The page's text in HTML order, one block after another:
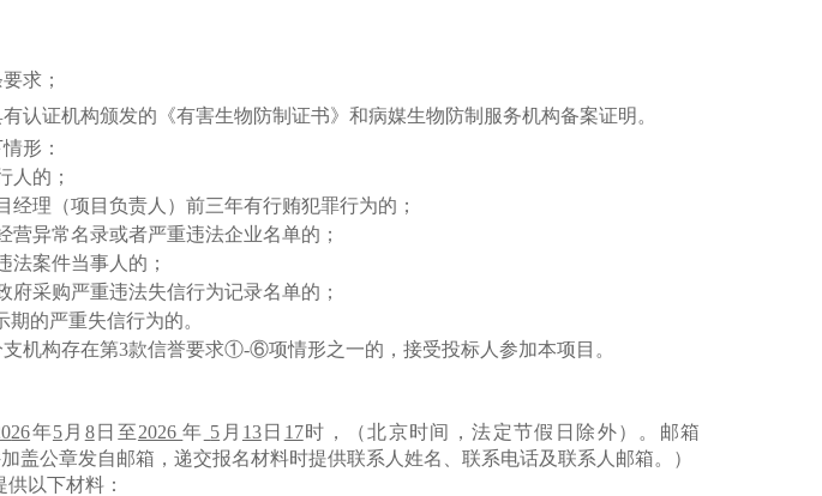
要求 ；
认证机构颁发的《有害生物防制证书》和病媒生物防制服务机构备案证明。
形：
人的；
理（项目负责人）前三年有行贿犯罪行为的；
异常名录或者严重违法企业名单的；
案件当事人的；
采购严重违法失信行为记录名单的；
的严重失信行为的。
机构存在第3款信誉要求①-⑥项情形之一的，接受投标人参加本项目。
26年5月 8日 至2026年 5 月 13日 17时 ，（北京时间，法定节假日除外） 。 邮箱
盖公章发自邮箱，递交报名材料时提供联系人姓名、联系电话及联系人邮箱。）
以下材料：